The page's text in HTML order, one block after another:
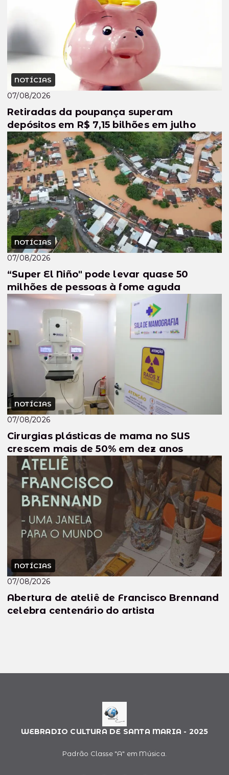
NOTÍCIAS
07/08/2026
Retiradas da poupança superam
depósitos em R$ 7,15 bilhões em julho
NOTÍCIAS
07/08/2026
“Super El Niño" pode levar quase 50
milhões de pessoas à fome aguda
NOTÍCIAS
07/08/2026
Cirurgias plásticas de mama no SUS
crescem mais de 50% em dez anos
NOTÍCIAS
07/08/2026
Abertura de ateliê de Francisco Brennand
celebra centenário do artista
WEBRADIO CULTURA DE SANTA MARIA - 2025
Padrão Classe "A" em Música.